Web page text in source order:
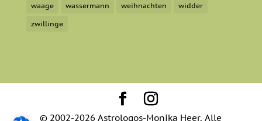
waage wassermann weihnachten widder
zwillinge
© 2002-2026 Astrologos-Monika Heer. Alle